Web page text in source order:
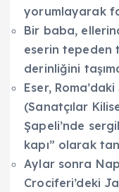
yorumlayarak
Bir baba,
eserin tepeden
derinliğini
Eser,
(Sanatçılar
Şapeli’nde
kapı” olarak
Aylar sonra
Crociferi’deki